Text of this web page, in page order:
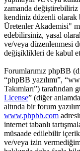
zamanda
kendiniz düzenli olarak
Üretenler Akademisi"
edebilirsiniz, yasal
ve/veya düzenlenmesi
değişiklikleri de kabul
Forumlarımız phpBB
“phpBB yazılımı”,
Takımları”)
License” (diğer
altında bir forum
www.phpbb.com
internet tabanlı
müsaade edilebilir
ve/veya izin